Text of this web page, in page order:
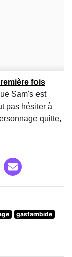
fois
Sam's est
pas hésiter à
quitte,
gastambide